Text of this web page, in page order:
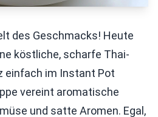
des Geschmacks! Heute
köstliche, scharfe Thai-
einfach im Instant Pot
vereint aromatische
und satte Aromen. Egal,